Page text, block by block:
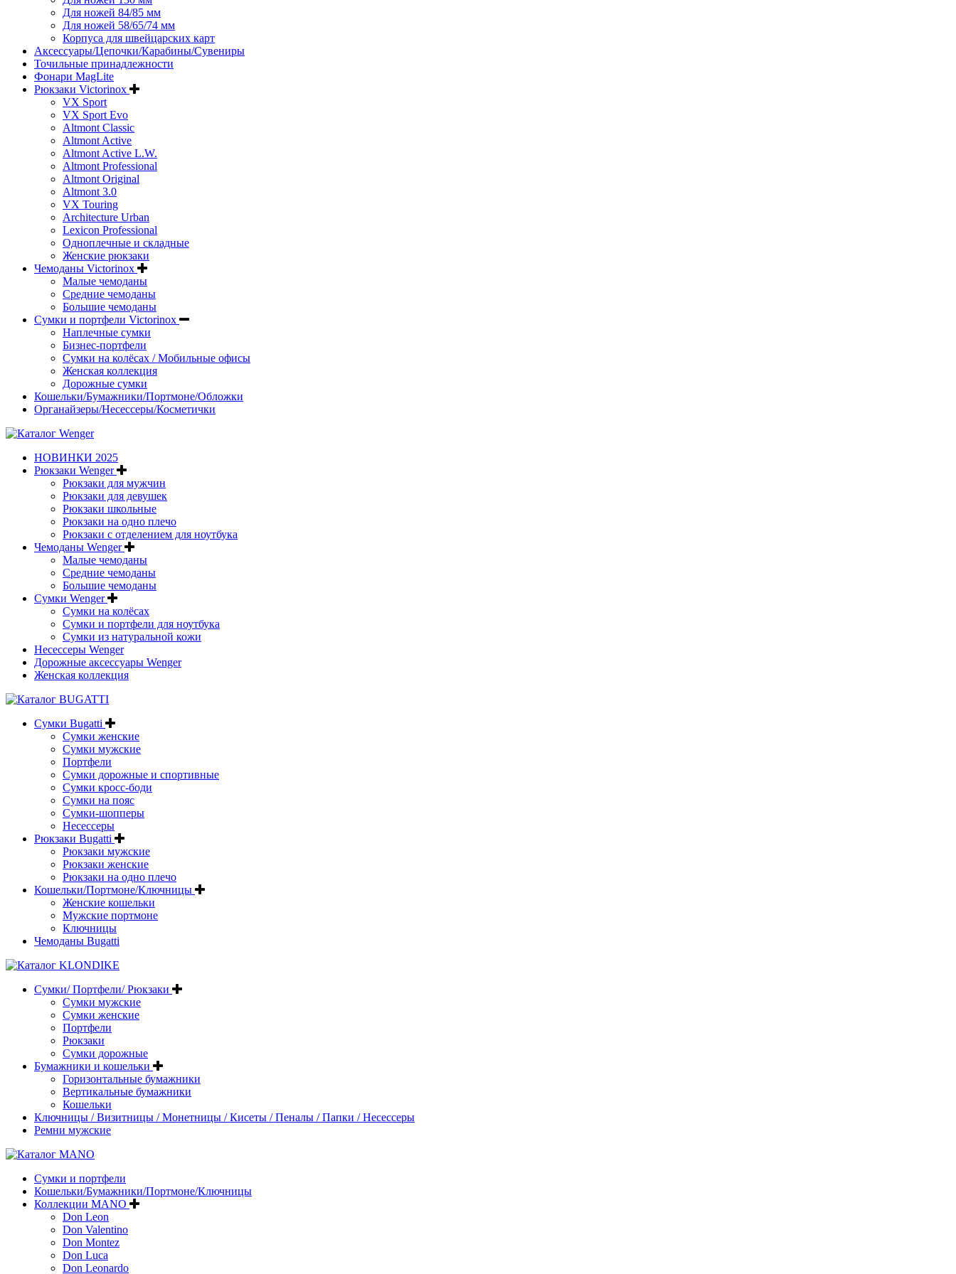
Для ножей 84/85 мм
Для ножей 58/65/74 мм
Корпуса для швейцарских карт
Аксессуары/Цепочки/Карабины/Сувениры
Точильные принадлежности
Фонари MagLite
Рюкзаки Victorinox
VX Sport
VX Sport Evo
Altmont Classic
Altmont Active
Altmont Active L.W.
Altmont Professional
Altmont Original
Altmont 3.0
VX Touring
Architecture Urban
Lexicon Professional
Одноплечные и складные
Женские рюкзаки
Чемоданы Victorinox
Малые чемоданы
Средние чемоданы
Большие чемоданы
Сумки и портфели Victorinox
Наплечные сумки
Бизнес-портфели
Сумки на колёсах / Мобильные офисы
Женская коллекция
Дорожные сумки
Кошельки/Бумажники/Портмоне/Обложки
Органайзеры/Несессеры/Косметички
НОВИНКИ 2025
Рюкзаки Wenger
Рюкзаки для мужчин
Рюкзаки для девушек
Рюкзаки школьные
Рюкзаки на одно плечо
Рюкзаки с отделением для ноутбука
Чемоданы Wenger
Малые чемоданы
Средние чемоданы
Большие чемоданы
Сумки Wenger
Сумки на колёсах
Сумки и портфели для ноутбука
Сумки из натуральной кожи
Несессеры Wenger
Дорожные аксессуары Wenger
Женская коллекция
Сумки Bugatti
Сумки женские
Сумки мужские
Портфели
Сумки дорожные и спортивные
Сумки кросс-боди
Сумки на пояс
Сумки-шопперы
Несессеры
Рюкзаки Bugatti
Рюкзаки мужские
Рюкзаки женские
Рюкзаки на одно плечо
Кошельки/Портмоне/Ключницы
Женские кошельки
Мужские портмоне
Ключницы
Чемоданы Bugatti
Сумки/ Портфели/ Рюкзаки
Сумки мужские
Сумки женские
Портфели
Рюкзаки
Сумки дорожные
Бумажники и кошельки
Горизонтальные бумажники
Вертикальные бумажники
Кошельки
Ключницы / Визитницы / Монетницы / Кисеты / Пеналы / Папки / Несессеры
Ремни мужские
Сумки и портфели
Кошельки/Бумажники/Портмоне/Ключницы
Коллекции MANO
Don Leon
Don Valentino
Don Montez
Don Luca
Don Leonardo